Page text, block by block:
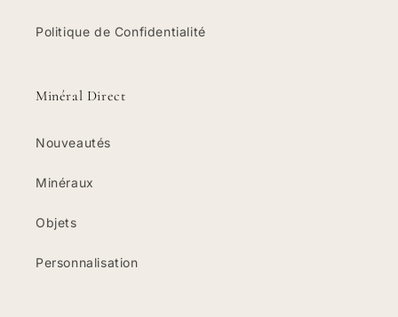
Politique de Confidentialité
Minéral Direct
Nouveautés
Minéraux
Objets
Personnalisation